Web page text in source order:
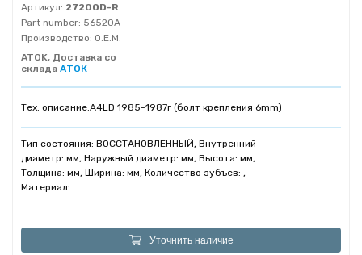
Артикул: 27200D-R
Part number: 56520A
Производство: O.E.M.
ATOK, Доставка со
склада АТОК
Тех. описание:A4LD 1985-1987г (болт крепления 6mm)
Тип состояния: ВОССТАНОВЛЕННЫЙ, Внутренний
диаметр: мм, Наружный диаметр: мм, Высота: мм,
Толщина: мм, Ширина: мм, Количество зубъев: ,
Материал:
Уточнить наличие